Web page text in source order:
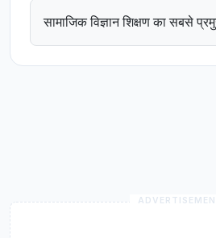
सामाजिक विज्ञान शिक्षण का सबसे